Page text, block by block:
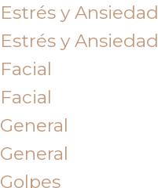
Estrés y Ansiedad
Estrés y Ansiedad
Facial
Facial
General
General
Golpes